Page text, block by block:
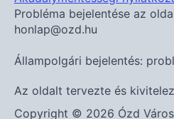
Probléma bejelentése az
honlap@ozd.hu
Állampolgári bejelentés:
Az oldalt tervezte és
Copyright © 2026 Ózd